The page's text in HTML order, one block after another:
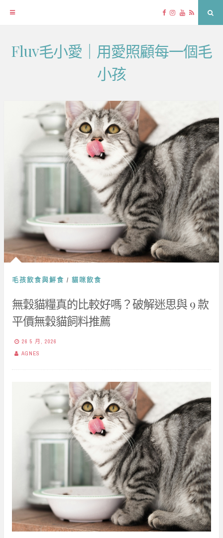
Skip
Facebook
Instagram
YouTube
RSS
Fluv毛小愛｜用愛照顧每一個毛
小孩
毛孩飲食與鮮食 / 貓咪飲食
無穀貓糧真的比較好嗎？破解迷思與 9 款
平價無穀貓飼料推薦
26 5 月, 2026
AGNES